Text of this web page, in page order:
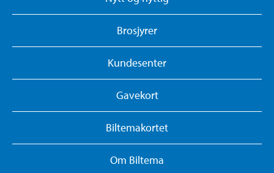
Brosjyrer
Kundesenter
Gavekort
Biltemakortet
Om Biltema